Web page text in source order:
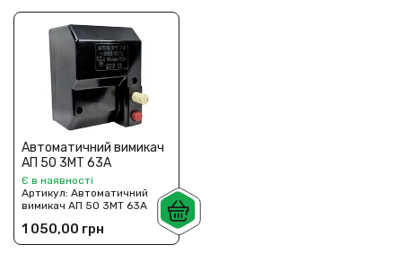
Автоматичний вимикач
АП 50 3МТ 63А
Є в наявності
Артикул: Автоматичний
вимикач АП 50 3МТ 63А
1 050,00 грн